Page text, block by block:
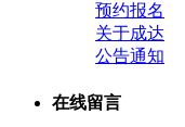
预约报名
关于成达
公告通知
在线留言